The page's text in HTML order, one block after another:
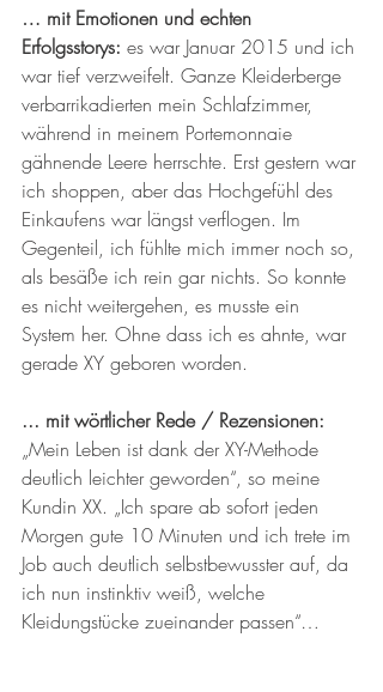
… mit Emotionen und echten
Erfolgsstorys: es war Januar 2015 und ich
war tief verzweifelt. Ganze Kleiderberge
verbarrikadierten mein Schlafzimmer,
während in meinem Portemonnaie
gähnende Leere herrschte. Erst gestern war
ich shoppen, aber das Hochgefühl des
Einkaufens war längst verflogen. Im
Gegenteil, ich fühlte mich immer noch so,
als besäße ich rein gar nichts. So konnte
es nicht weitergehen, es musste ein
System her. Ohne dass ich es ahnte, war
gerade XY geboren worden.
... mit wörtlicher Rede / Rezensionen:
„Mein Leben ist dank der XY-Methode
deutlich leichter geworden“, so meine
Kundin XX. „Ich spare ab sofort jeden
Morgen gute 10 Minuten und ich trete im
Job auch deutlich selbstbewusster auf, da
ich nun instinktiv weiß, welche
Kleidungstücke zueinander passen“…